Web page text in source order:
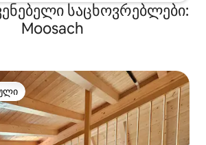
საცხოვრებლები:
Moosach
ვარიანტი